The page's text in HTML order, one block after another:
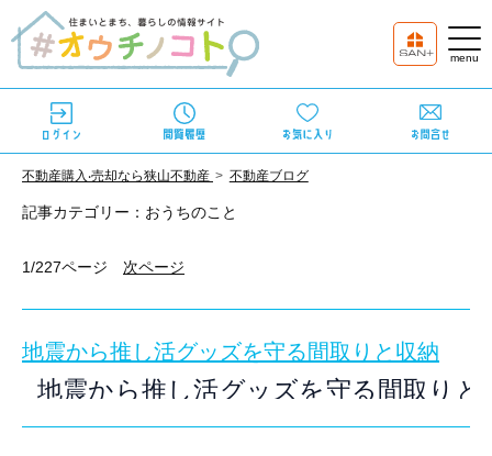
不動産購⼊‧売却なら狭⼭不動産 不動産ブログ
記事カテゴリー：おうちのこと
1/227ページ 次ページ
地震から推し活グッズを守る間取りと収納
地震から推し活グッズを守る間取りと